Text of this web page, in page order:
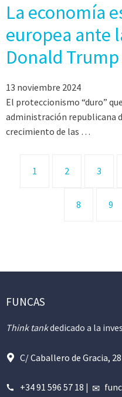
La economía
europea ante
Donald
13 noviembre 2024
El proteccionismo “duro”
administración republicana
crecimiento de las …
1 2 3
8 9
FUNCAS
Think tankdedicado a la
C/ Caballero de Gracia,
+34 91 596 57 18 |